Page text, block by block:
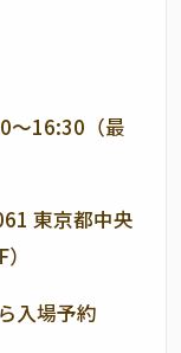
～16:30（最
東京都中央
）
入場予約